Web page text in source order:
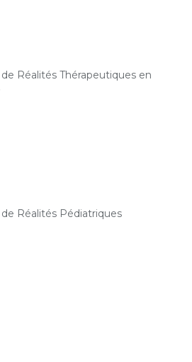
Réalités Thérapeutiques en
Réalités Pédiatriques